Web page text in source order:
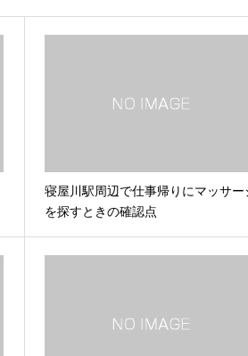
寝屋川駅周辺で仕事帰りにマッサー
を探すときの確認点